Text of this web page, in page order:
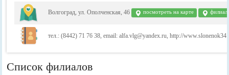
Волгоград, ул. Ополченская, 46 посмотреть на карте
тел.: (8442) 71 76 38, email: alfa.vlg@yandex.ru, http://
Список филиалов